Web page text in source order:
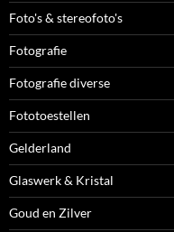
Foto's & stereofoto's
Fotografie
Fotografie diverse
Fototoestellen
Gelderland
Glaswerk & Kristal
Goud en Zilver